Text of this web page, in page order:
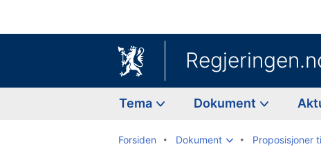
Tema Dokument
Forsiden Dokument Proposisjoner